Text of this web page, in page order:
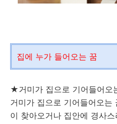
집에 누가 들어오는 꿈
★거미가 집으로 기어들어오
거미가 집으로 기어들어오는
이 찾아오거나 집안에 경사